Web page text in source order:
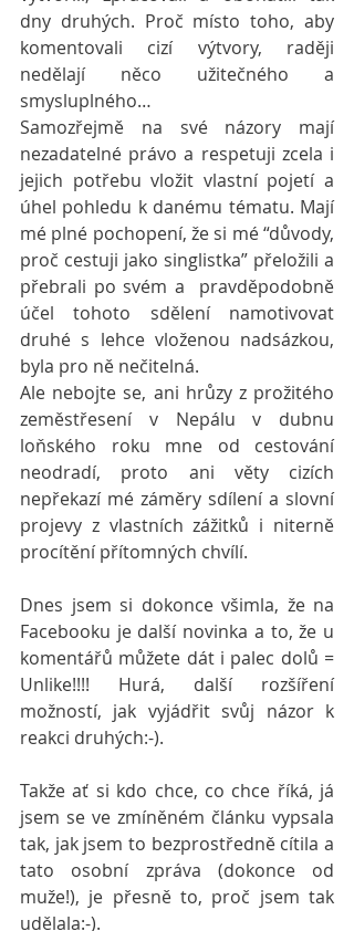
dny druhých. Proč místo toho, aby
komentovali cizí výtvory, raději
nedělají něco užitečného a
smysluplného…
Samozřejmě na své názory mají
nezadatelné právo a respetuji zcela i
jejich potřebu vložit vlastní pojetí a
úhel pohledu k danému tématu. Mají
mé plné pochopení, že si mé “důvody,
proč cestuji jako singlistka” přeložili a
přebrali po svém a  pravděpodobně
účel tohoto sdělení namotivovat
druhé s lehce vloženou nadsázkou,
byla pro ně nečitelná.
Ale nebojte se, ani hrůzy z prožitého
zeměstřesení v Nepálu v dubnu
loňského roku mne od cestování
neodradí, proto ani věty cizích
nepřekazí mé záměry sdílení a slovní
projevy z vlastních zážitků i niterně
procítění přítomných chvílí.
Dnes jsem si dokonce všimla, že na
Facebooku je další novinka a to, že u
komentářů můžete dát i palec dolů =
Unlike!!!! Hurá, další rozšíření
možností, jak vyjádřit svůj názor k
reakci druhých:-).
Takže ať si kdo chce, co chce říká, já
jsem se ve zmíněném článku vypsala
tak, jak jsem to bezprostředně cítila a
tato osobní zpráva (dokonce od
muže!), je přesně to, proč jsem tak
udělala:-).